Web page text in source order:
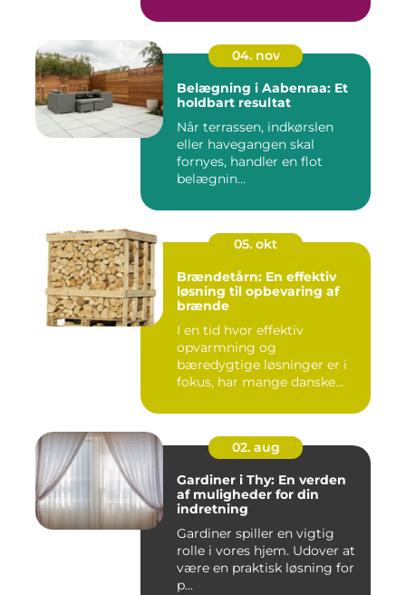
04. nov
Belægning i Aabenraa: Et
holdbart resultat
Når terrassen, indkørslen
eller havegangen skal
fornyes, handler en flot
belægnin...
05. okt
Brændetårn: En effektiv
løsning til opbevaring af
brænde
I en tid hvor effektiv
opvarmning og
bæredygtige løsninger er i
fokus, har mange danske...
02. aug
Gardiner i Thy: En verden
af muligheder for din
indretning
Gardiner spiller en vigtig
rolle i vores hjem. Udover at
være en praktisk løsning for
p...